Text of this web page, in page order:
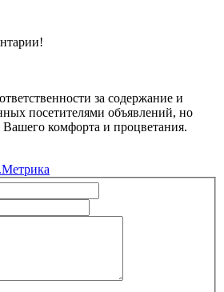
за содержание и
посетителями объявлений, но
Вашего комфорта и процветания.